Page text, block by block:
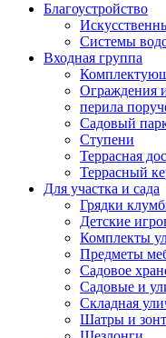
Благоустройство
Системы
Входная группа
Ограждения
перила
Садовый
Ступени
Террасная
Террасный
Для участка и сада
Грядки
Детские
Комплекты
Предметы
Садовое
Садовые и
Складная
Шатры и